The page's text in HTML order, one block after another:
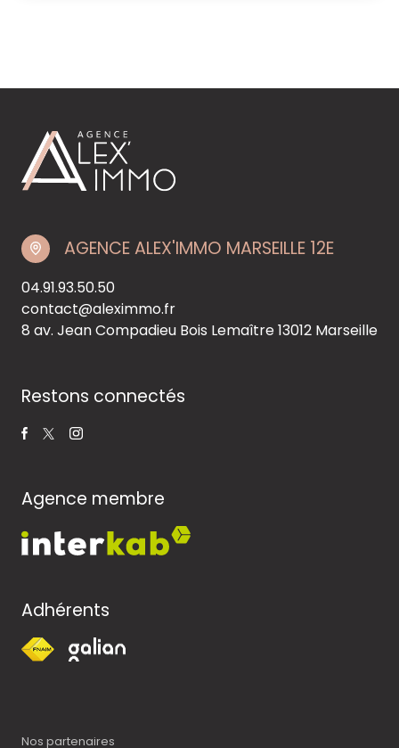
AGENCE ALEX'IMMO MARSEILLE 12E
04.91.93.50.50
contact@aleximmo.fr
8 av. Jean Compadieu Bois Lemaître13012 Marseille
Restons connectés
Agence membre
Adhérents
Nos partenaires